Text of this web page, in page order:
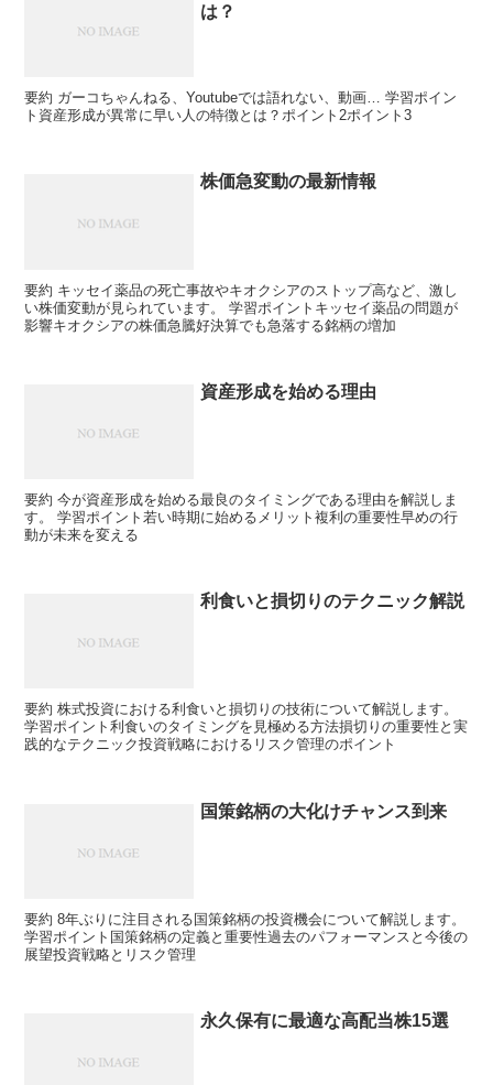
は？
要約 ガーコちゃんねる、Youtubeでは語れない、動画… 学習ポイン
ト資産形成が異常に早い人の特徴とは？ポイント2ポイント3
株価急変動の最新情報
要約 キッセイ薬品の死亡事故やキオクシアのストップ高など、激し
い株価変動が見られています。 学習ポイントキッセイ薬品の問題が
影響キオクシアの株価急騰好決算でも急落する銘柄の増加
資産形成を始める理由
要約 今が資産形成を始める最良のタイミングである理由を解説しま
す。 学習ポイント若い時期に始めるメリット複利の重要性早めの行
動が未来を変える
利食いと損切りのテクニック解説
要約 株式投資における利食いと損切りの技術について解説します。
学習ポイント利食いのタイミングを見極める方法損切りの重要性と実
践的なテクニック投資戦略におけるリスク管理のポイント
国策銘柄の大化けチャンス到来
要約 8年ぶりに注目される国策銘柄の投資機会について解説します。
学習ポイント国策銘柄の定義と重要性過去のパフォーマンスと今後の
展望投資戦略とリスク管理
永久保有に最適な高配当株15選